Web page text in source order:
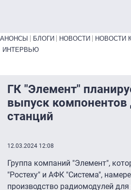
Primary links bottom
АНОНСЫ БЛОГИ НОВОСТИ НОВОСТИ
ИНТЕРВЬЮ
ГК "Элемент"
выпуск компонентов
станций
12.03.2024 12:08
Группа компаний "Элемент",
"Ростеху" и АФК "Система",
производство радиомодулей